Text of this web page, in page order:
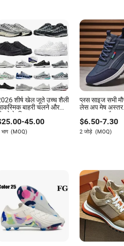
शीर्ष खेल जूते उच्च शैली
बाहरी चलने और
के लिए जाल अस्तर
25.00-45.00
भाग (MOQ)
प्लस साइज सभी
लेस अप मेष अस्तर
आरामदायक
$6.50-7.30
2 जोड़े (MOQ)